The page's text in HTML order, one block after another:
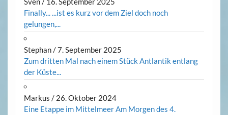
Finally... ...ist es kurz vor dem Ziel doch noch
gelungen,...
Stephan/7. September 2025
Zum dritten Mal nach einem Stück Antlantik entlang
der Küste...
Markus / 26. Oktober 2024
Eine Etappe im Mittelmeer Am Morgen des 4.